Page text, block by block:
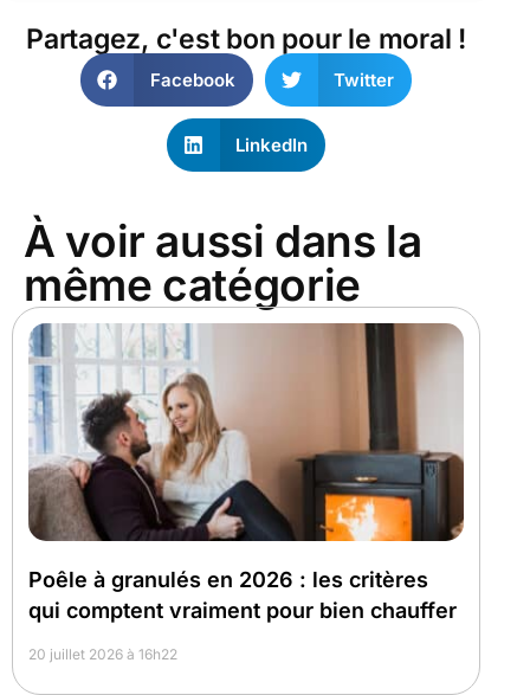
Partagez, c'est bon pour le moral !
Facebook Twitter
LinkedIn
À voir aussi dans la
même catégorie
Poêle à granulés en 2026 : les critères
qui comptent vraiment pour bien chauffer
20 juillet 2026 à 16h22